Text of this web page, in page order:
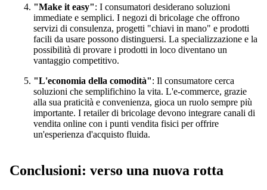
"Make it easy": I consumatori desiderano soluzioni
immediate e semplici. I negozi di bricolage che offrono
servizi di consulenza, progetti "chiavi in mano" e prodotti
facili da usare possono distinguersi. La specializzazione e la
possibilità di provare i prodotti in loco diventano un
vantaggio competitivo.
"L'economia della comodità": Il consumatore cerca
soluzioni che semplifichino la vita. L'e-commerce, grazie
alla sua praticità e convenienza, gioca un ruolo sempre più
importante. I retailer di bricolage devono integrare canali di
vendita online con i punti vendita fisici per offrire
un'esperienza d'acquisto fluida.
Conclusioni: verso una nuova rotta